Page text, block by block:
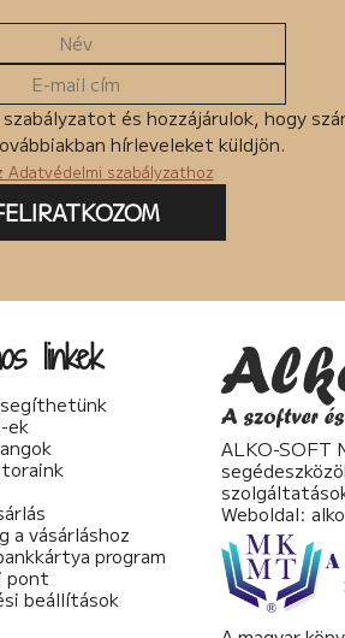
és hozzájárulok, hogy
hírleveleket küldjön.
Adatvédelmi szabályzathoz
linkek
ek
a vásárláshoz
program
pont
beállítások
ALKO-SOFT
Weboldal: